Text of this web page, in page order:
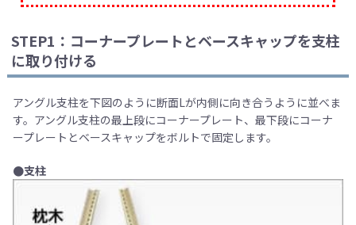
STEP1：コーナープレートとベースキャップを支柱
に取り付ける
アングル支柱を下図のように断面Lが内側に向き合うように並べま
す。アングル支柱の最上段にコーナープレート、最下段にコーナ
ープレートとベースキャップをボルトで固定します。
●支柱